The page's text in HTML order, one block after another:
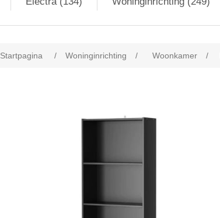
Startpagina / Woninginrichting / Woonkamer /